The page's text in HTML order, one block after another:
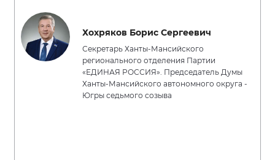
Хохряков Борис Сергеевич
Секретарь Ханты-Мансийского
регионального отделения Партии
«ЕДИНАЯ РОССИЯ». Председатель Думы
Ханты-Мансийского автономного округа -
Югры седьмого созыва